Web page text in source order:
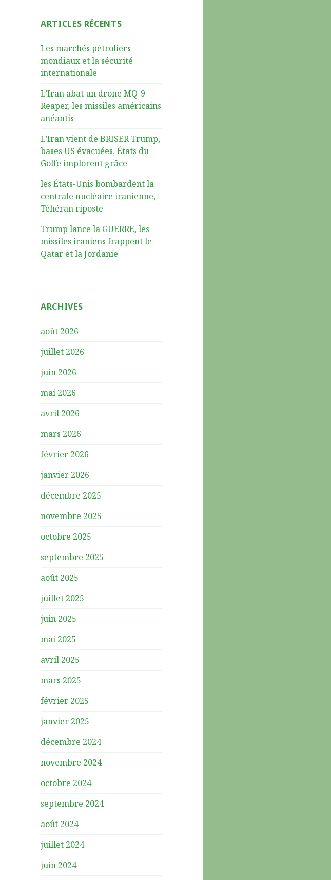
ARTICLES RÉCENTS
Les marchés pétroliers
mondiaux et la sécurité
internationale
L’Iran abat un drone MQ-9
Reaper, les missiles américains
anéantis
L’Iran vient de BRISER Trump,
bases US évacuées, États du
Golfe implorent grâce
les États-Unis bombardent la
centrale nucléaire iranienne,
Téhéran riposte
Trump lance la GUERRE, les
missiles iraniens frappent le
Qatar et la Jordanie
ARCHIVES
août 2026
juillet 2026
juin 2026
mai 2026
avril 2026
mars 2026
février 2026
janvier 2026
décembre 2025
novembre 2025
octobre 2025
septembre 2025
août 2025
juillet 2025
juin 2025
mai 2025
avril 2025
mars 2025
février 2025
janvier 2025
décembre 2024
novembre 2024
octobre 2024
septembre 2024
août 2024
juillet 2024
juin 2024